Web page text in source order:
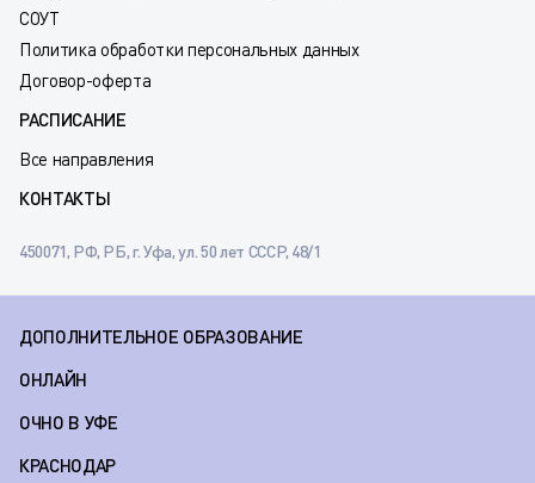
СОУТ
Политика обработки персональных данных
Договор-оферта
РАСПИСАНИЕ
Все направления
КОНТАКТЫ
450071, РФ, РБ, г. Уфа, ул. 50 лет СССР, 48/1
ДОПОЛНИТЕЛЬНОЕ ОБРАЗОВАНИЕ
ОНЛАЙН
ОЧНО В УФЕ
КРАСНОДАР